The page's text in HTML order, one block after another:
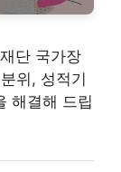
단 국가장
위, 성적기
해결해 드립